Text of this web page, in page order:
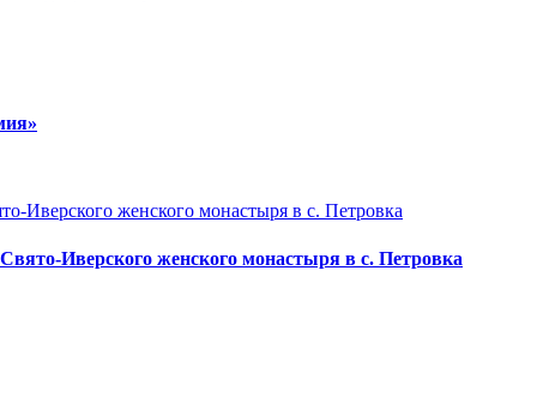
Иверского женского монастыря в с. Петровка